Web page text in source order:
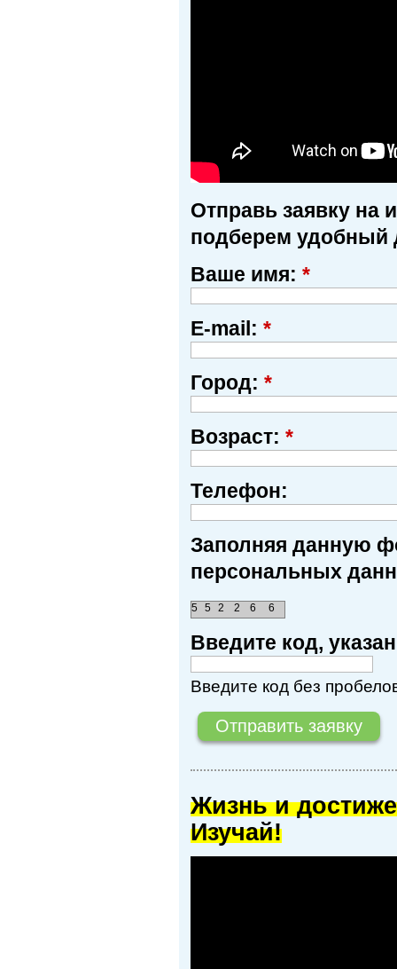
Отправь заявку на
подберем удобный
Ваше имя: *
E-mail: *
Город: *
Возраст: *
Телефон:
Заполняя данную
персональных
5 6
5 6
2
2
Введите код,
Введите код без
Жизнь и
Изучай!